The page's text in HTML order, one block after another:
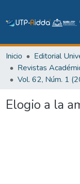
Inicio
Revistas
Elogio a la